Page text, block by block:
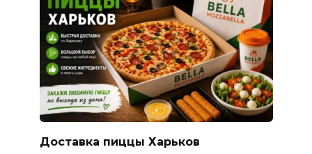
Доставка пиццы Харьков